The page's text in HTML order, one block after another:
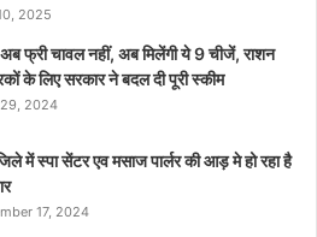
2025
फ्री चावल नहीं, अब मिलेंगी ये 9 चीजें, राशन
के लिए सरकार ने बदल दी पूरी स्कीम
2024
में स्पा सेंटर एव मसाज पार्लर की आड़ मे हो रहा है
17, 2024